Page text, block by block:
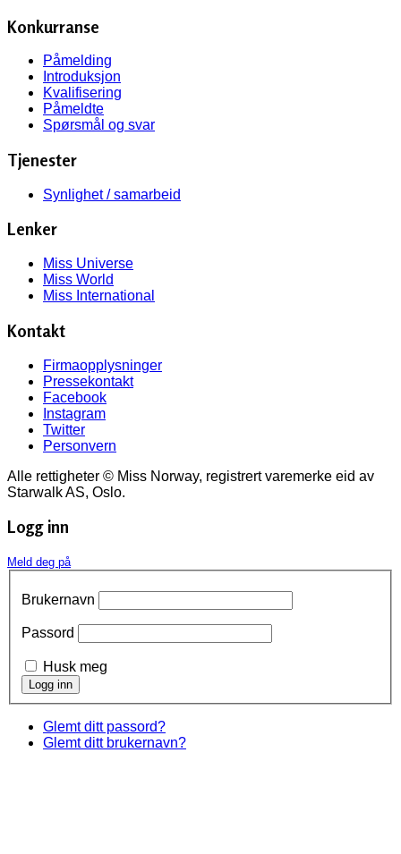
Konkurranse
Påmelding
Introduksjon
Kvalifisering
Påmeldte
Spørsmål og svar
Tjenester
Synlighet / samarbeid
Lenker
Miss Universe
Miss World
Miss International
Kontakt
Firmaopplysninger
Pressekontakt
Facebook
Instagram
Twitter
Personvern
Alle rettigheter © Miss Norway, registrert varemerke eid av
Starwalk AS, Oslo.
Logg inn
Meld deg på
Brukernavn
Passord
Husk meg
Glemt ditt passord?
Glemt ditt brukernavn?